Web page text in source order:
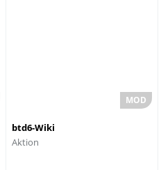
btd6-Wiki
Aktion